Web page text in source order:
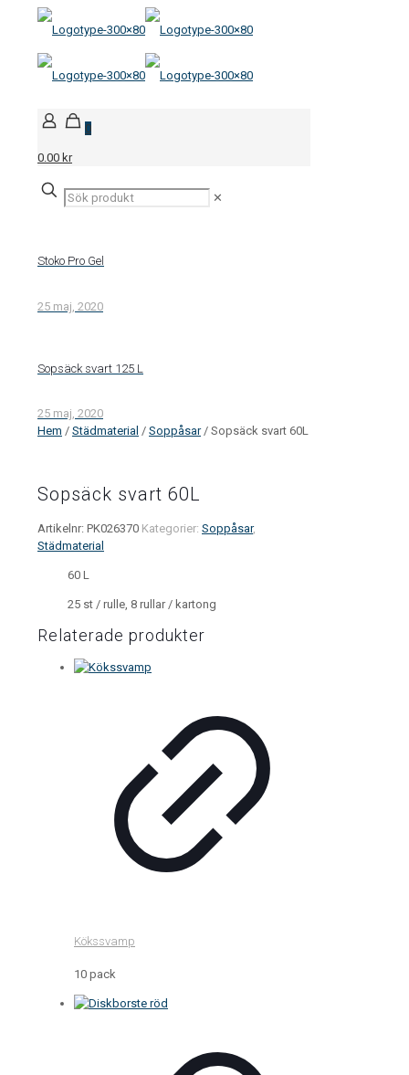
0
0.00 kr
✕
Stoko Pro Gel
25 maj, 2020
Sopsäck svart 125 L
25 maj, 2020
Hem / Städmaterial / Soppåsar/ Sopsäck svart 60L
Sopsäck svart 60L
Artikelnr: PK026370 Kategorier: Soppåsar,
Städmaterial
60 L
25 st / rulle, 8 rullar / kartong
Relaterade produkter
Kökssvamp
10 pack